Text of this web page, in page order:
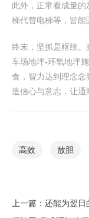
此外，正常看成量
梯代替电梯等，皆能
终末，坚抓是枢纽
车场地坪-环氧地坪
食，智力达到理念
造信心与意志，让通
高效 放胆
上一篇： 还能为翌日